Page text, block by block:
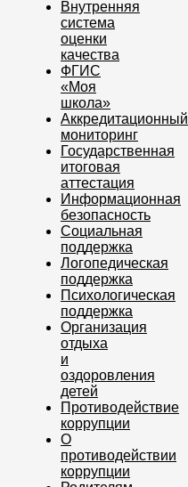
Внутренняя
система
оценки
качества
ФГИС
«Моя
школа»
Аккредитационный
мониторинг
Государственная
итоговая
аттестация
Информационная
безопасность
Социальная
поддержка
Логопедическая
поддержка
Психологическая
поддержка
Организация
отдыха
и
оздоровления
детей
Противодействие
коррупции
О
противодействии
коррупции